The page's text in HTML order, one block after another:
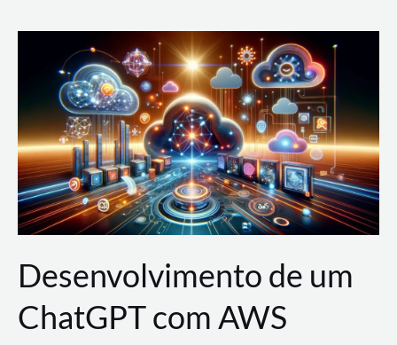
Nuvem:
Google
Cloud,
AWS
e
Azure
Desenvolvimento de um
ChatGPT com AWS